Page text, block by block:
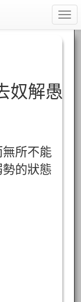
奴解愚
所不能
的狀態